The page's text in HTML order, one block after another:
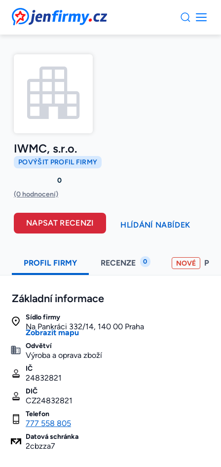
JenFirmy.cz
IWMC, s.r.o.
POVÝŠIT PROFIL FIRMY
0
(0 hodnocení)
NAPSAT RECENZI HLÍDÁNÍ NABÍDEK
PROFIL FIRMY RECENZE 0 NOVÉ
Základní informace
Sídlo firmy
Na Pankráci 332/14, 140 00 Praha
Zobrazit mapu
Odvětví
Výroba a oprava zboží
IČ
24832821
DIČ
CZ24832821
Telefon
777 558 805
Datová schránka
2cbzza7